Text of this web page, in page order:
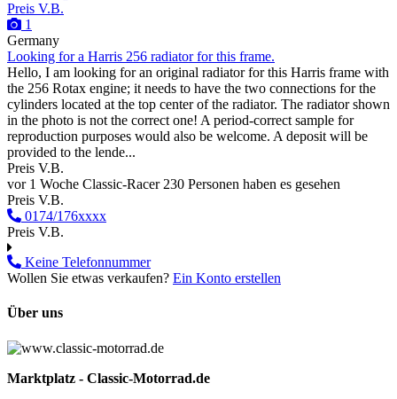
Preis V.B.
1
Germany
Looking for a Harris 256 radiator for this frame.
Hello, I am looking for an original radiator for this Harris frame with
the 256 Rotax engine; it needs to have the two connections for the
cylinders located at the top center of the radiator. The radiator shown
in the photo is not the correct one! A period-correct sample for
reproduction purposes would also be welcome. A deposit will be
provided to the lende...
Preis V.B.
vor 1 Woche Classic-Racer 230 Personen haben es gesehen
Preis V.B.
0174/176xxxx
Preis V.B.
Keine Telefonnummer
Wollen Sie etwas verkaufen? Ein Konto erstellen
Über uns
Marktplatz - Classic-Motorrad.de